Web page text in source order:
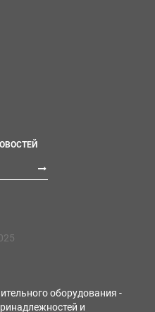
оборудования -
и